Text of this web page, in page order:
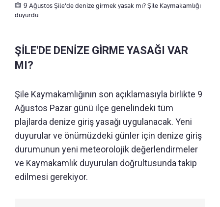
9 Ağustos Şile'de denize girmek yasak mı? Şile Kaymakamlığı
duyurdu
ŞİLE'DE DENİZE GİRME YASAĞI VAR
MI?
Şile Kaymakamlığının son açıklamasıyla birlikte 9
Ağustos Pazar günü ilçe genelindeki tüm
plajlarda denize giriş yasağı uygulanacak. Yeni
duyurular ve önümüzdeki günler için denize giriş
durumunun yeni meteorolojik değerlendirmeler
ve Kaymakamlık duyuruları doğrultusunda takip
edilmesi gerekiyor.